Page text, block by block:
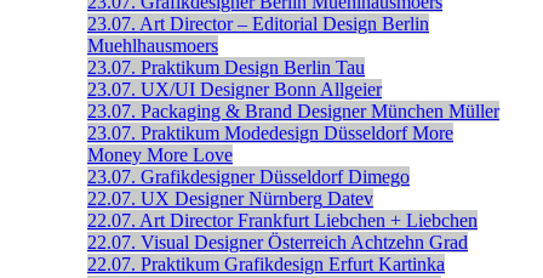
23.07. Art Director – Editorial Design Berlin
Muehlhausmoers
23.07. Praktikum Design Berlin Tau
23.07. UX/UI Designer Bonn Allgeier
23.07. Packaging & Brand Designer München Müller
23.07. Praktikum Modedesign Düsseldorf More
Money More Love
23.07. Grafikdesigner Düsseldorf Dimego
22.07. UX Designer Nürnberg Datev
22.07. Art Director Frankfurt Liebchen + Liebchen
22.07. Visual Designer Österreich Achtzehn Grad
22.07. Praktikum Grafikdesign Erfurt Kartinka